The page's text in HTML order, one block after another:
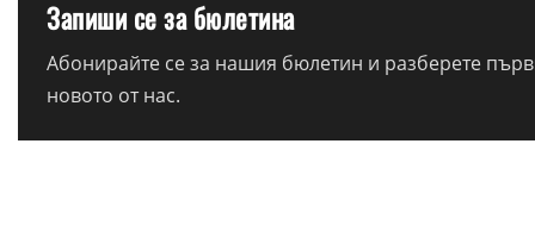
Запиши се за бюлетина
Абонирайте се за нашия бюлетин и разберете
новото от нас.